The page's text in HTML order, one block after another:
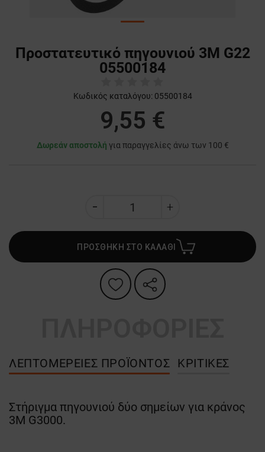
Προστατευτικό πηγουνιού 3M G22
05500184
Κωδικός καταλόγου: 05500184
9,55 €
Δωρεάν αποστολή για παραγγελίες άνω των 100 €
ΠΡΟΣΘΗΚΗ ΣΤΟ ΚΑΛΑΘΙ
ΛΕΠΤΟΜΈΡΕΙΕΣ ΠΡΟΪΌΝΤΟΣ ΚΡΙΤΙΚΈΣ
Στήριγμα πηγουνιού δύο σημείων για κράνος
3M G3000.